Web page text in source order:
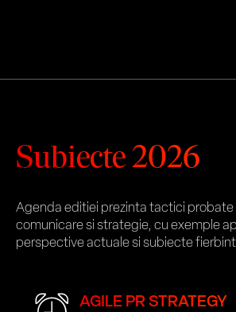
Subiecte 2026
Agenda editiei prezinta tactici probate
comunicare si strategie, cu exemple
perspective actuale si subiecte
AGILE PR STRATEGY